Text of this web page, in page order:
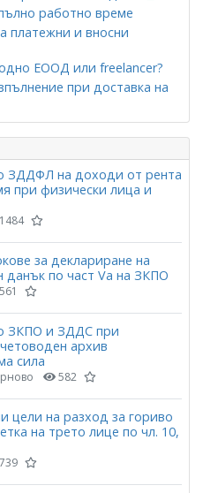
работно време
платежни и вносни
ЕООД или freelancer?
при доставка на
ЗДДФЛ на доходи от рента
при физически лица и
1484
за деклариране на
данък по част Vа на ЗКПО
561
ЗКПО и ЗДДС при
архив
сила
582
цели на разход за гориво
на трето лице по чл. 10,
739